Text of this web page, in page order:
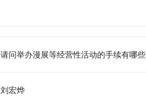
请问举办漫展等经营性活动的手续有哪些
刘宏烨